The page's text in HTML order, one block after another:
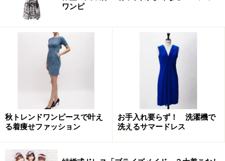
ワンピ
秋トレンドワンピースで叶え
る着痩せファッション
お手入れ要らず！ 洗濯機で
洗えるサマードレス